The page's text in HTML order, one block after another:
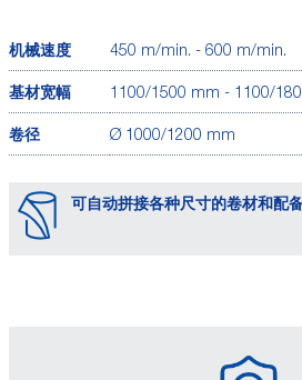
机械速度 450 m/min. - 600 m/min.
基材宽幅 1100/1500 mm - 1100/
卷径 Ø 1000/1200 mm
可自动拼接各种尺寸的卷材和配